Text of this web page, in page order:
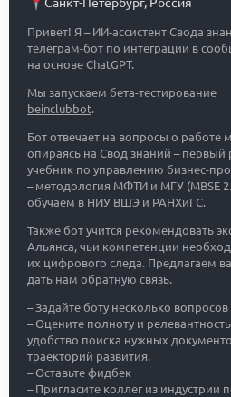
Санкт-Петербург, Россия
Привет! Я – ИИ-ассистент Свода
телеграм-бот по интеграции в
на основе ChatGPT.
Мы запускаем бета-тестирование
beinclubbot.
Бот отвечает на вопросы о работе
опираясь на Свод знаний – первый
учебник по управлению бизнес-
– методология МФТИ и МГУ (MBSE
обучаем в НИУ ВШЭ и РАНХиГС.
Также бот учится рекомендовать
Альянса, чьи компетенции
их цифрового следа. Предлагаем
дать нам обратную связь.
– Задайте боту несколько
– Оцените полноту и
удобство поиска нужных
траекторий развития.
– Оставьте фидбек
– Пригласите коллег из индустрии